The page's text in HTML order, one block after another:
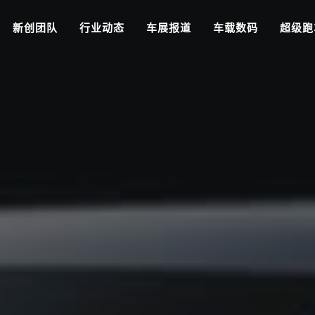
新创团队 行业动态 车展报道 车载数码 超级